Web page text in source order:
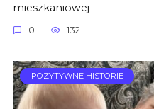
mieszkaniowej
0 132
POZYTYWNE HISTORIE